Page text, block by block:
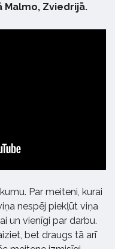
Malmo, Zviedrijā.
Par meiteni, kurai
nespēj piekļūt viņa
un vienīgi par darbu.
bet draugs tā arī